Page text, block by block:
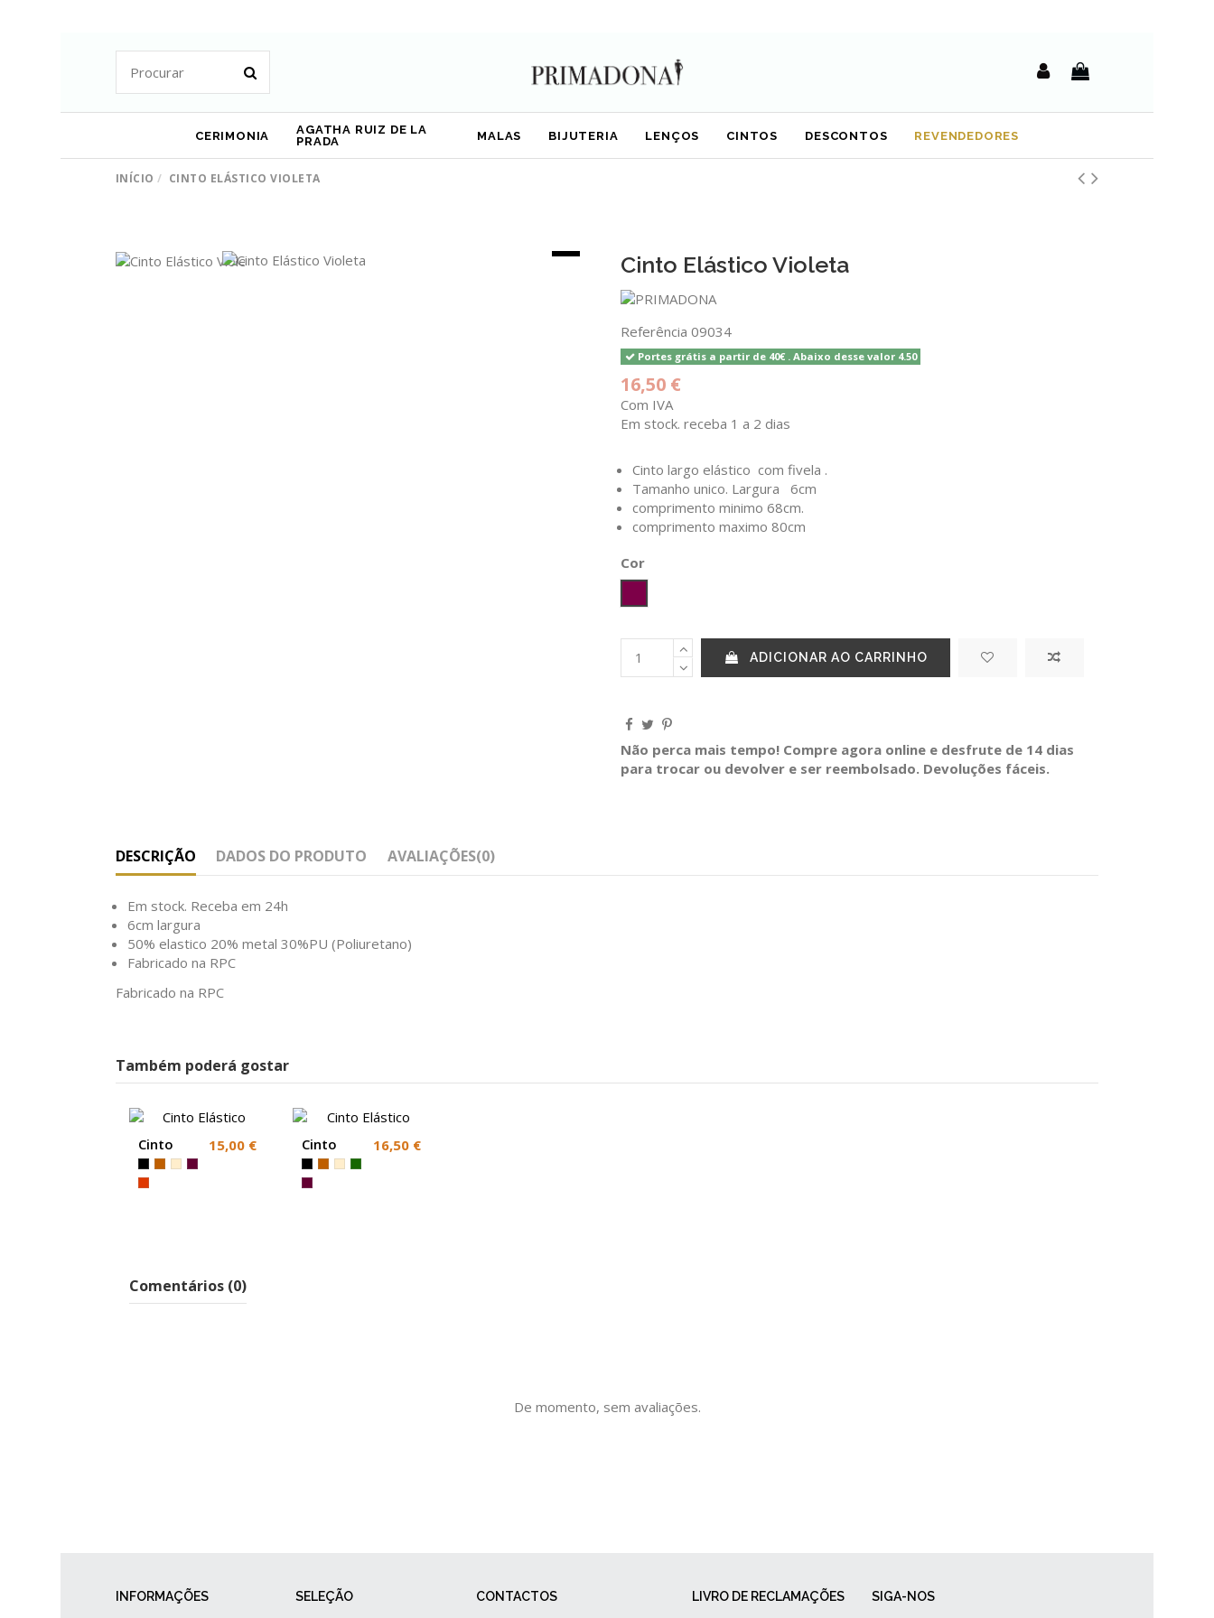
CERIMONIA
AGATHA RUIZ DE LA
PRADA
MALAS BIJUTERIA LENÇOS CINTOS DESCONTOS REVENDEDORES
INÍCIO CINTO ELÁSTICO VIOLETA
Cinto Elástico Violeta
Referência 09034
Portes grátis a partir de 40€ . Abaixo desse valor 4.50
16,50 €
Com IVA
Em stock. receba 1 a 2 dias
Cinto largo elástico com fivela .
Tamanho unico. Largura 6cm
comprimento minimo 68cm.
comprimento maximo 80cm
Cor
ADICIONAR AO CARRINHO
Não perca mais tempo! Compre agora online e desfrute de 14 dias
para trocar ou devolver e ser reembolsado. Devoluções fáceis.
DESCRIÇÃO DADOS DO PRODUTO AVALIAÇÕES(0)
Em stock. Receba em 24h
6cm largura
50% elastico 20% metal 30%PU (Poliuretano)
Fabricado na RPC
Fabricado na RPC
Também poderá gostar
Cinto
Elástico
15,00 €
Cinto
Elástico
16,50 €
Comentários (0)
De momento, sem avaliações.
INFORMAÇÕES SELEÇÃO CONTACTOS LIVRO DE RECLAMAÇÕES SIGA-NOS